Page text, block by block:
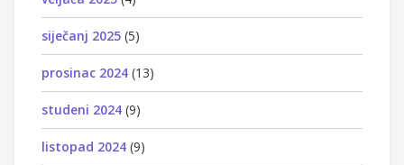
siječanj 2025 (5)
prosinac 2024 (13)
studeni 2024 (9)
listopad 2024 (9)